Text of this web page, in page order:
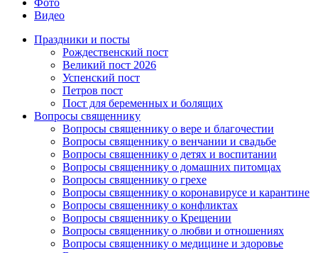
Фото
Видео
Праздники и посты
Рождественский пост
Великий пост 2026
Успенский пост
Петров пост
Пост для беременных и болящих
Вопросы священнику
Вопросы священнику о вере и благочестии
Вопросы священнику о венчании и свадьбе
Вопросы священнику о детях и воспитании
Вопросы священнику о домашних питомцах
Вопросы священнику о грехе
Вопросы священнику о коронавирусе и карантине
Вопросы священнику о конфликтах
Вопросы священнику о Крещении
Вопросы священнику о любви и отношениях
Вопросы священнику о медицине и здоровье